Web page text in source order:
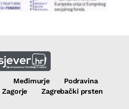
Međimurje
Podravina
Zagorje
Zagrebački prsten